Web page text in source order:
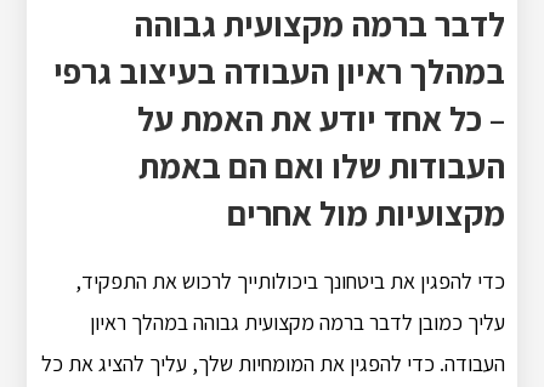
לדבר ברמה מקצועית גבוהה
במהלך ראיון העבודה בעיצוב גרפי
– כל אחד יודע את האמת על
העבודות שלו ואם הם באמת
מקצועיות מול אחרים
כדי להפגין את ביטחונך ביכולותייך לרכוש את התפקיד,
עליך כמובן לדבר ברמה מקצועית גבוהה במהלך ראיון
העבודה. כדי להפגין את המומחיות שלך, עליך להציג את כל